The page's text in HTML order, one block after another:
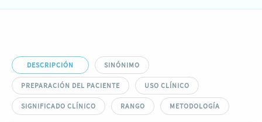
DESCRIPCIÓN SINÓNIMO
PREPARACIÓN DEL PACIENTE USO CLÍNICO
SIGNIFICADO CLÍNICO RANGO METODOLOGÍA